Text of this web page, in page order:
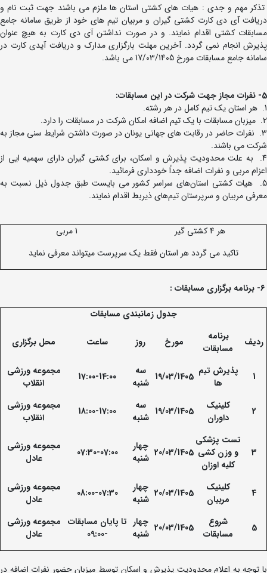
تذکر مهم و جدی : هیات های کشتی استان ها ملزم می باشند جهت ثبت نام و
دریافت آی دی کارت کشتی گیران و مربیان تیم های خود از طریق سامانه جامع
مسابقات کشتی اقدام نمایند. و در صورت نداشتن آی دی کارت به هیچ عنوان
پذیرش انجام نمی گردد. آخرین مهلت بارگزاری مدارک و دریافت آیدی کارت در
سامانه جامع مسابقات مورخ 17/03/1405 می باشد.
5- نفرات مجاز جهت شرکت در این مسابقات:
1. هر استان یک تیم کامل در هر رشته.
2. میزبان مسابقات با یک تیم اضافه امکان شرکت در مسابقات را دارد.
3. نفرات حاضر در رقابت های جهانی یونان در صورت داشتن شرایط سنی مجاز به
شرکت می باشند.
4. به علت محدودیت پذیرش و اسکان، برای کشتی گیران دارای سهمیه ایی از
اعزام مربی و نفرات اضافه جداً خودداری فرمائید.
5. هیات‌ کشتی استان‌های سراسر کشور می بایست طبق جدول ذیل نسبت به
معرفی مربیان و سرپرستان تیم‌های ذیربط اقدام نمایند.
هر 4 کشتی گیر
1 مربی
تاکید می گردد هر استان فقط یک سرپرست میتواند معرفی نماید
جدول زمانبندی مسابقات
ردیف
برنامه
مسابقات
مورخ روز ساعت محل برگزاری
1
پذیرش تیم
ها
19/03/1405
سه
شنبه
17:00-14:00
مجموعه ورزشی
انقلاب
2
کلینیک
داوران
19/03/1405
سه
شنبه
18:00-17:00
مجموعه ورزشی
انقلاب
3
تست پزشکی
و وزن کشی
کلیه اوزان
20/03/1405 چهار
شنبه
07:30-07:00
مجموعه ورزشی
عادل
4
کلینیک
مربیان
20/03/1405 چهار
شنبه
08:00-07:30
مجموعه ورزشی
عادل
5
شروع
مسابقات
20/03/1405 چهار
شنبه
تا پایان مسابقات
-09:00
مجموعه ورزشی
عادل
با توجه به اعلام محدودیت پذیرش و اسکان توسط میزبان حضور نفرات اضافه در